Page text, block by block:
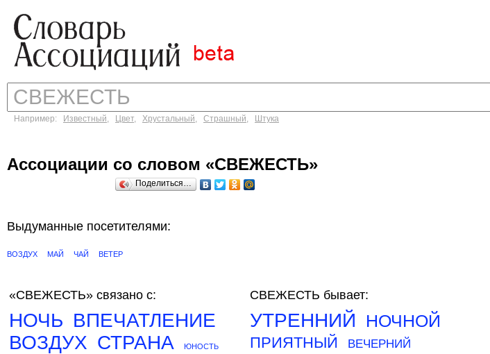
Например: Известный, Цвет, Хрустальный, Страшный, Штука
Ассоциации со словом «СВЕЖЕСТЬ»
Поделиться…
Выдуманные посетителями:
ВОЗДУХ МАЙ ЧАЙ ВЕТЕР
«СВЕЖЕСТЬ» связано с:
НОЧЬ ВПЕЧАТЛЕНИЕ
ВОЗДУХ СТРАНА ЮНОСТЬ
СВЕЖЕСТЬ бывает:
УТРЕННИЙ НОЧНОЙ
ПРИЯТНЫЙ ВЕЧЕРНИЙ